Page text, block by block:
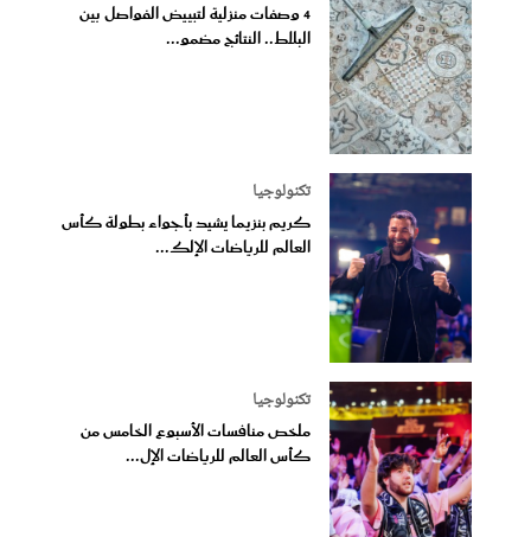
4 وصفات منزلية لتبييض الفواصل بين
البلاط.. النتائج مضمو...
تكنولوجيا
كريم بنزيما يشيد بأجواء بطولة كأس
العالم للرياضات الإلك...
تكنولوجيا
ملخص منافسات الأسبوع الخامس من
كأس العالم للرياضات الإل...